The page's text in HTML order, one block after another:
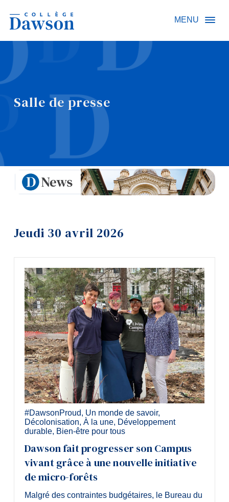
MENU
Salle de presse
Jeudi 30 avril 2026
#DawsonProud, Un monde de savoir,
Décolonisation, À la une, Développement
durable, Bien-être pour tous
Dawson fait progresser son Campus
vivant grâce à une nouvelle initiative
de micro-forêts
Malgré des contraintes budgétaires, le Bureau du
Recherche sur le site
Recherche de personnes
EN
Carrières
Liens rapides
Menu principal
Programmes
Formation continue
Admissions
La vie à Dawson
Qui vous êtes
Futurs étudiants
Étudiants actuels
administratif
Diplômé·es et visiteur·euses